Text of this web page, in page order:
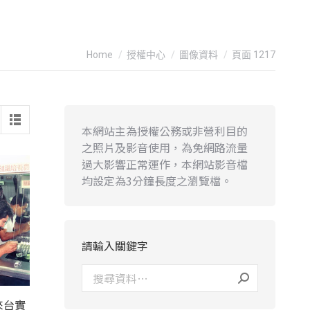
You are here:
Home 授權中心 圖像資料 頁面 1217
實
本網站主為授權公務或非營利目的
之照片及影音使用，為免網路流量
過大影響正常運作，本網站影音檔
均設定為3分鐘長度之瀏覽檔。
請輸入關鍵字